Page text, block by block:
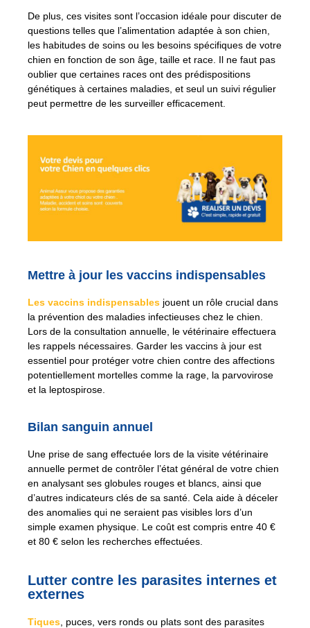
De plus, ces visites sont l’occasion idéale pour discuter de
questions telles que l’alimentation adaptée à son chien,
les habitudes de soins ou les besoins spécifiques de votre
chien en fonction de son âge, taille et race. Il ne faut pas
oublier que certaines races ont des prédispositions
génétiques à certaines maladies, et seul un suivi régulier
peut permettre de les surveiller efficacement.
Mettre à jour les vaccins indispensables
Les vaccins indispensables jouent un rôle crucial dans
la prévention des maladies infectieuses chez le chien.
Lors de la consultation annuelle, le vétérinaire effectuera
les rappels nécessaires. Garder les vaccins à jour est
essentiel pour protéger votre chien contre des affections
potentiellement mortelles comme la rage, la parvovirose
et la leptospirose.
Bilan sanguin annuel
Une prise de sang effectuée lors de la visite vétérinaire
annuelle permet de contrôler l’état général de votre chien
en analysant ses globules rouges et blancs, ainsi que
d’autres indicateurs clés de sa santé. Cela aide à déceler
des anomalies qui ne seraient pas visibles lors d’un
simple examen physique. Le coût est compris entre 40 €
et 80 € selon les recherches effectuées.
Lutter contre les parasites internes et
externes
Tiques , puces, vers ronds ou plats sont des parasites